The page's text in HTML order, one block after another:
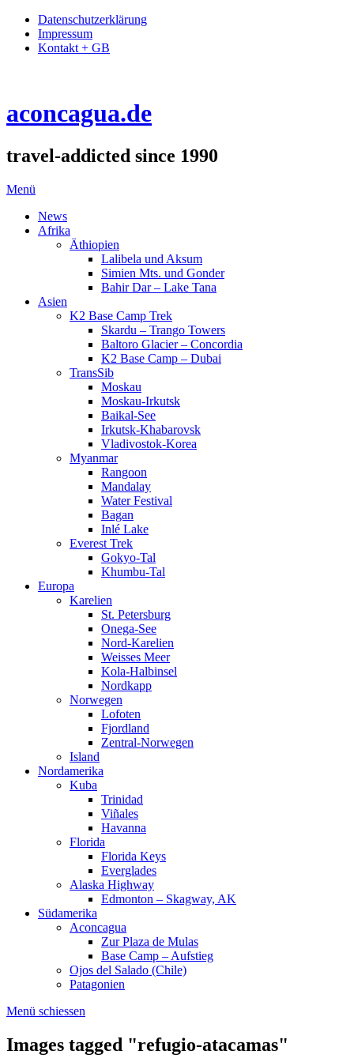
Datenschutzerklärung
Impressum
Kontakt + GB
aconcagua.de
travel-addicted since 1990
Menü
News
Afrika
Äthiopien
Lalibela und Aksum
Simien Mts. und Gonder
Bahir Dar – Lake Tana
Asien
K2 Base Camp Trek
Skardu – Trango Towers
Baltoro Glacier – Concordia
K2 Base Camp – Dubai
TransSib
Moskau
Moskau-Irkutsk
Baikal-See
Irkutsk-Khabarovsk
Vladivostok-Korea
Myanmar
Rangoon
Mandalay
Water Festival
Bagan
Inlé Lake
Everest Trek
Gokyo-Tal
Khumbu-Tal
Europa
Karelien
St. Petersburg
Onega-See
Nord-Karelien
Weisses Meer
Kola-Halbinsel
Nordkapp
Norwegen
Lofoten
Fjordland
Zentral-Norwegen
Island
Nordamerika
Kuba
Trinidad
Viñales
Havanna
Florida
Florida Keys
Everglades
Alaska Highway
Edmonton – Skagway, AK
Südamerika
Aconcagua
Zur Plaza de Mulas
Base Camp – Aufstieg
Ojos del Salado (Chile)
Patagonien
Menü schiessen
Images tagged "refugio-atacamas"